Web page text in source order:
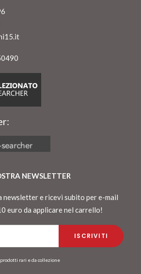
NEWSLETTER
e ricevi subito per e-mail
euro da applicare nel carrello!
rari e da collezione